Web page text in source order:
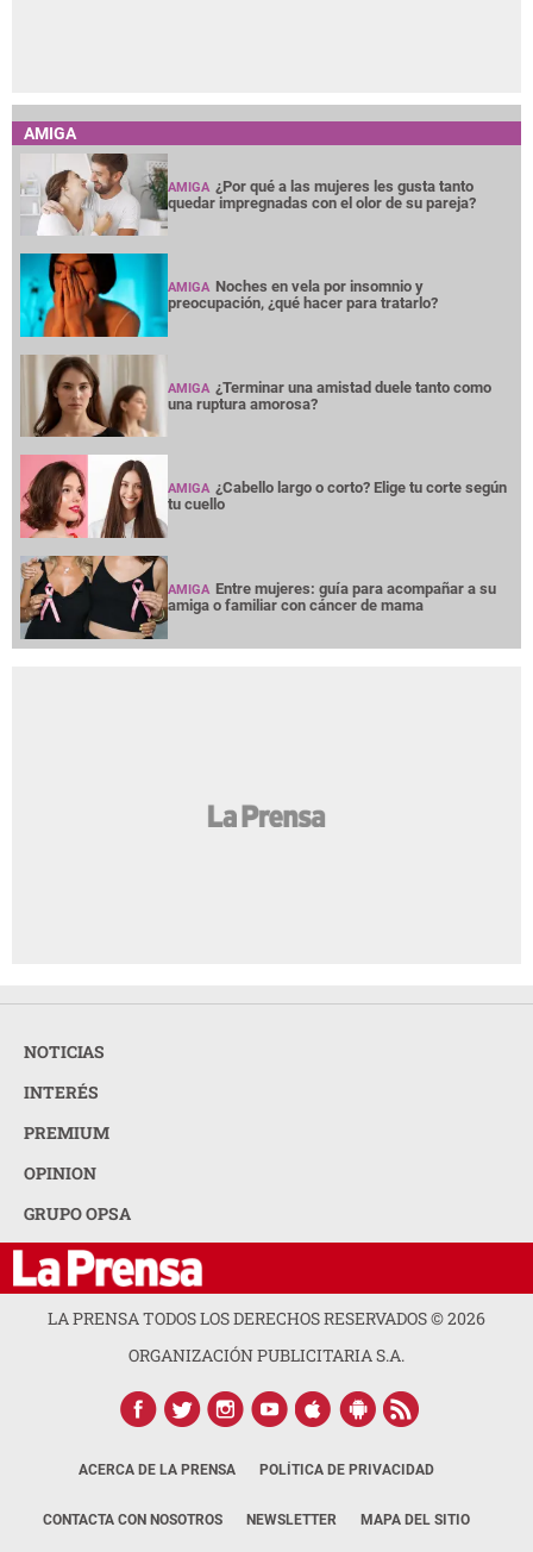
AMIGA
AMIGA ¿Por qué a las mujeres les gusta tanto
quedar impregnadas con el olor de su pareja?
AMIGA Noches en vela por insomnio y
preocupación, ¿qué hacer para tratarlo?
AMIGA ¿Terminar una amistad duele tanto como
una ruptura amorosa?
AMIGA ¿Cabello largo o corto? Elige tu corte según
tu cuello
AMIGA Entre mujeres: guía para acompañar a su
amiga o familiar con cáncer de mama
NOTICIAS
INTERÉS
PREMIUM
OPINION
GRUPO OPSA
LA PRENSA TODOS LOS DERECHOS RESERVADOS ©2026
ORGANIZACIÓN PUBLICITARIA S.A.
ACERCA DE LA PRENSA POLÍTICA DE PRIVACIDAD
CONTACTA CON NOSOTROS NEWSLETTER MAPA DEL SITIO